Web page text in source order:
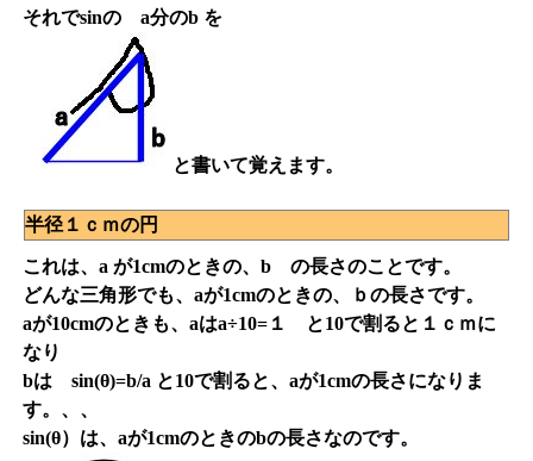
それでsinの a分のb を
と書いて覚えます。
半径１ｃｍの円
これは、a が1cmのときの、b の長さのことです。
どんな三角形でも、aが1cmのときの、ｂの長さです。
aが10cmのときも、aはa÷10=１ と10で割ると１ｃｍに
なり
bは sin(θ)=b/a と10で割ると、aが1cmの長さになりま
す。、、
sin(θ）は、aが1cmのときのbの長さなのです。